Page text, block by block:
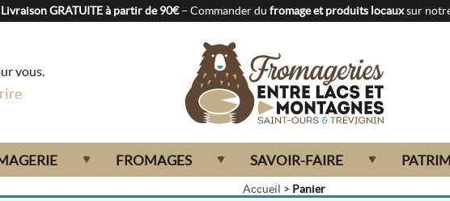
Livraison GRATUITE à partir de 90€– Commander du fromage et produits locauxsur
vous.
FROMAGES SAVOIR-FAIRE
Accueil > Panier